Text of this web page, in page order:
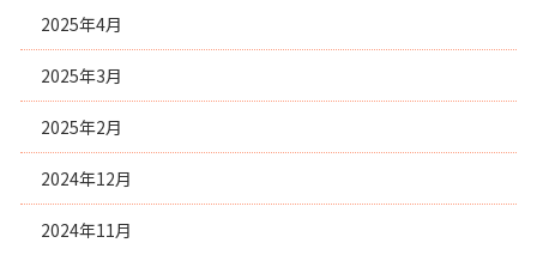
2025年4月
2025年3月
2025年2月
2024年12月
2024年11月